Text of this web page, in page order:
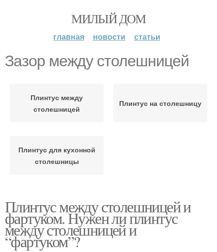
МИЛЫЙ ДОМ
главная новости статьи
Зазор между столешницей
Плинтус между
столешницей
Плинтус на столешницу
Плинтус для кухонной
столешницы
Плинтус между столешницей и
фартуком. Нужен ли плинтус
между столешницей и
“фартуком”?